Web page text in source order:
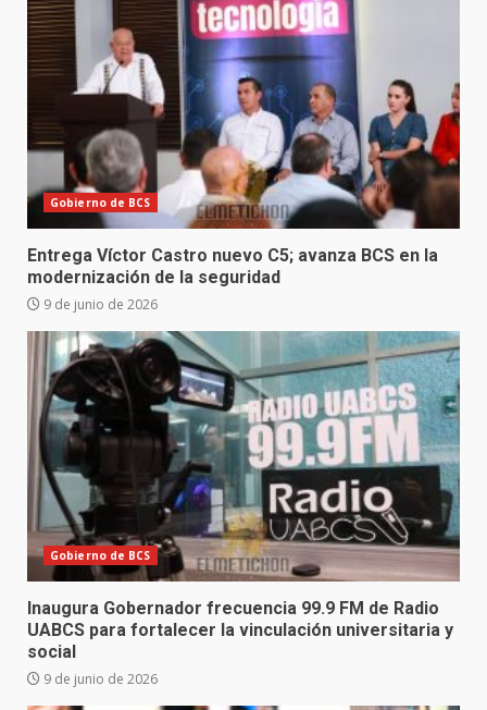
Gobierno de BCS
Entrega Víctor Castro nuevo C5; avanza BCS en la
modernización de la seguridad
9 de junio de 2026
Gobierno de BCS
Inaugura Gobernador frecuencia 99.9 FM de Radio
UABCS para fortalecer la vinculación universitaria y
social
9 de junio de 2026